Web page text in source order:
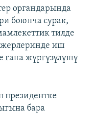
органдарында
боюнча сурак,
тилде
жерлеринде иш
гана жүргүзүлүшү
президентке
бара